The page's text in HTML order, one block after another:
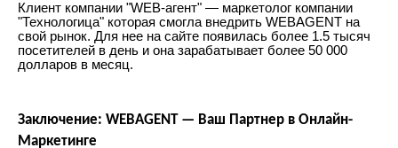
Клиент компании "WEB-агент" — маркетолог компании
"Технологица" которая смогла внедрить WEBAGENT на
свой рынок. Для нее на сайте появилась более 1.5 тысяч
посетителей в день и она зарабатывает более 50 000
долларов в месяц.
Заключение: WEBAGENT — Ваш Партнер в Онлайн-
Маркетинге